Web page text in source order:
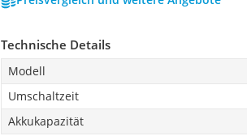
Technische Details
Modell
Umschaltzeit
Akkukapazität